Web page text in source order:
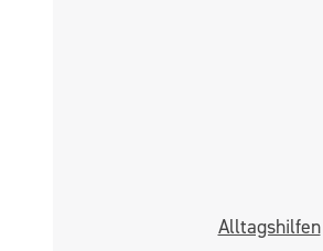
Alltags­hilfen